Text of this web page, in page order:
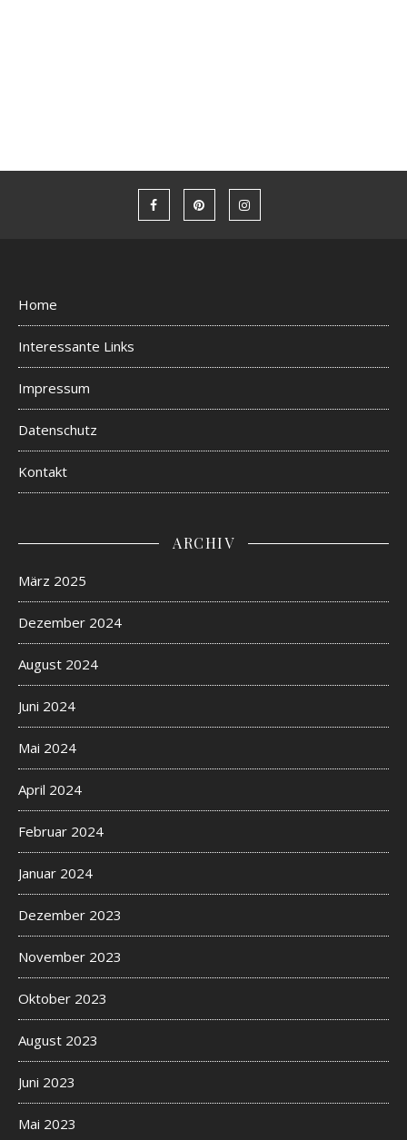
Home
Interessante Links
Impressum
Datenschutz
Kontakt
ARCHIV
März 2025
Dezember 2024
August 2024
Juni 2024
Mai 2024
April 2024
Februar 2024
Januar 2024
Dezember 2023
November 2023
Oktober 2023
August 2023
Juni 2023
Mai 2023